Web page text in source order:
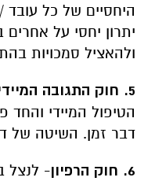
היחסיים של כל
יתרון יחסי על
ולהאציל סמכויות
5. חוק התגובה המיידית
הטיפול המיידי
דבר זמן. השיטה של
6. חוק הרפיון
- לנצל